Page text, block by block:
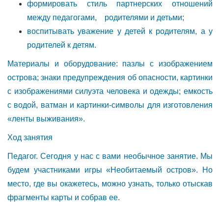
формировать стиль партнерских отношений
между педагогами, родителями и детьми;
воспитывать уважение у детей к родителям, а у
родителей к детям.
Материалы и оборудование: пазлы с изображением
острова; знаки предупреждения об опасности, картинки
с изображениями силуэта человека и одежды; емкость
с водой, ватман и картинки-символы для изготовления
«ленты выживания».
Ход занятия
Педагог. Сегодня у нас с вами необычное занятие. Мы
будем участниками игры «Необитаемый остров». Но
место, где вы окажетесь, можно узнать, только отыскав
фрагменты карты и собрав ее.